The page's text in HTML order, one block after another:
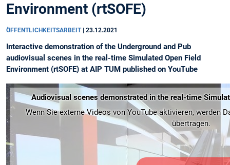
Environment (rtSOFE)
ÖFFENTLICHKEITSARBEIT 23.12.2021
Interactive demonstration of the Underground and Pub
audiovisual scenes in the real-time Simulated Open Field
Environment (rtSOFE) at AIP TUM published on YouTube
Audiovisual scenes demonstrated in the real-time
Wenn Sie externe Videos von YouTube aktivieren, werden
übertragen.